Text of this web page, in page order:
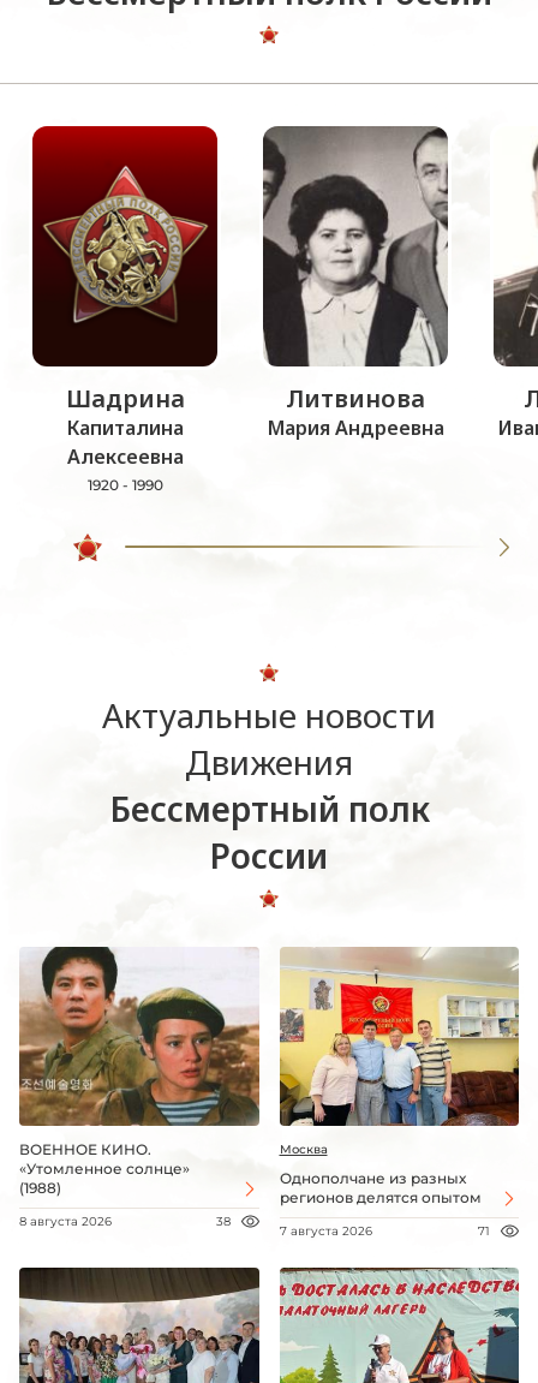
Шадрина
Капиталина
Алексеевна
1920 - 1990
Литвинова
Мария Андреевна
Актуальные новости
Движения
Бессмертный полк
России
ВОЕННОЕ КИНО.
«Утомленное солнце»
(1988)
8 августа 2026 38
Москва
Однополчане из разных
регионов делятся опытом
7 августа 2026 71